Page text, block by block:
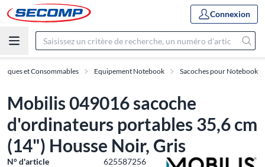
Connexion
et Consommables Equipement Notebook Sacoches pour Notebook
Mobilis 049016 sacoche
d'ordinateurs portables 35,6 cm
(14") Housse Noir, Gris
N° d'article
625587256